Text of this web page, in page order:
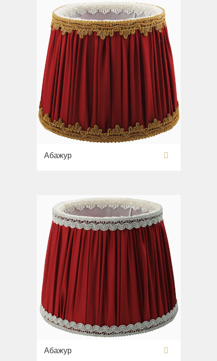
Абажур
Абажур